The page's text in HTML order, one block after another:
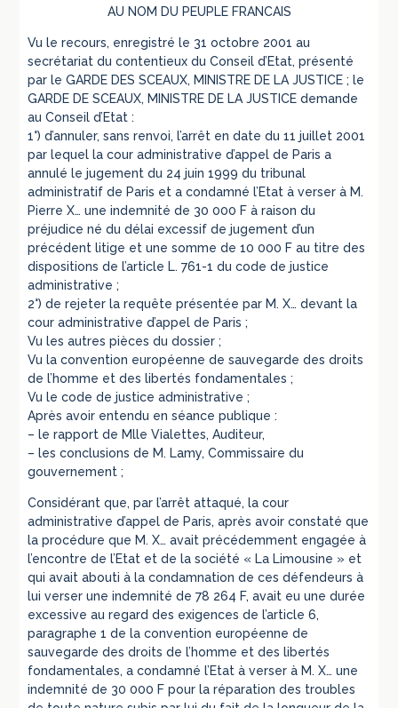
AU NOM DU PEUPLE FRANCAIS
Vu le recours, enregistré le 31 octobre 2001 au
secrétariat du contentieux du Conseil d’Etat, présenté
par le GARDE DES SCEAUX, MINISTRE DE LA JUSTICE ; le
GARDE DE SCEAUX, MINISTRE DE LA JUSTICE demande
au Conseil d’Etat :
1°) d’annuler, sans renvoi, l’arrêt en date du 11 juillet 2001
par lequel la cour administrative d’appel de Paris a
annulé le jugement du 24 juin 1999 du tribunal
administratif de Paris et a condamné l’Etat à verser à M.
Pierre X… une indemnité de 30 000 F à raison du
préjudice né du délai excessif de jugement d’un
précédent litige et une somme de 10 000 F au titre des
dispositions de l’article L. 761-1 du code de justice
administrative ;
2°) de rejeter la requête présentée par M. X… devant la
cour administrative d’appel de Paris ;
Vu les autres pièces du dossier ;
Vu la convention européenne de sauvegarde des droits
de l’homme et des libertés fondamentales ;
Vu le code de justice administrative ;
Après avoir entendu en séance publique :
– le rapport de Mlle Vialettes, Auditeur,
– les conclusions de M. Lamy, Commissaire du
gouvernement ;
Considérant que, par l’arrêt attaqué, la cour
administrative d’appel de Paris, après avoir constaté que
la procédure que M. X… avait précédemment engagée à
l’encontre de l’Etat et de la société « La Limousine » et
qui avait abouti à la condamnation de ces défendeurs à
lui verser une indemnité de 78 264 F, avait eu une durée
excessive au regard des exigences de l’article 6,
paragraphe 1 de la convention européenne de
sauvegarde des droits de l’homme et des libertés
fondamentales, a condamné l’Etat à verser à M. X… une
indemnité de 30 000 F pour la réparation des troubles